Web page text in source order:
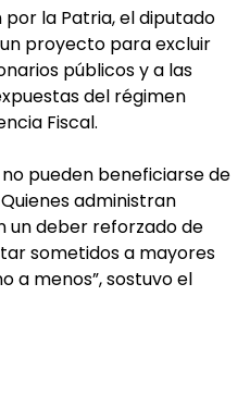
por la Patria, el diputado
proyecto para excluir
públicos y a las
del régimen
Fiscal.
pueden beneficiarse de
administran
un deber reforzado de
sometidos a mayores
a menos”, sostuvo el